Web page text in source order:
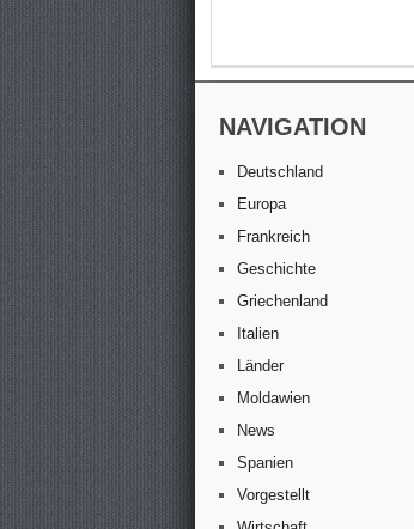
NAVIGATION
Deutschland
Europa
Frankreich
Geschichte
Griechenland
Italien
Länder
Moldawien
News
Spanien
Vorgestellt